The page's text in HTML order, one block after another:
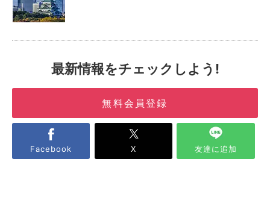
最新情報をチェックしよう!
無料会員登録
Facebook X 友達に追加